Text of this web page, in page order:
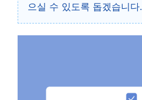
으실 수 있도록 돕겠습니다.